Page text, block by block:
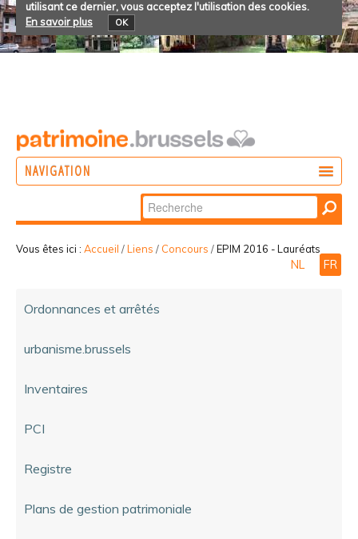
utilisant ce dernier, vous acceptez l'utilisation des cookies.
En savoir plus
OK
NAVIGATION
Chercher par
Recherche
avancée…
Vous êtes ici : Accueil /Liens / Concours /EPIM 2016 - Lauréats
NL FR
Ordonnances et arrêtés
urbanisme.brussels
Inventaires
PCI
Registre
Plans de gestion patrimoniale